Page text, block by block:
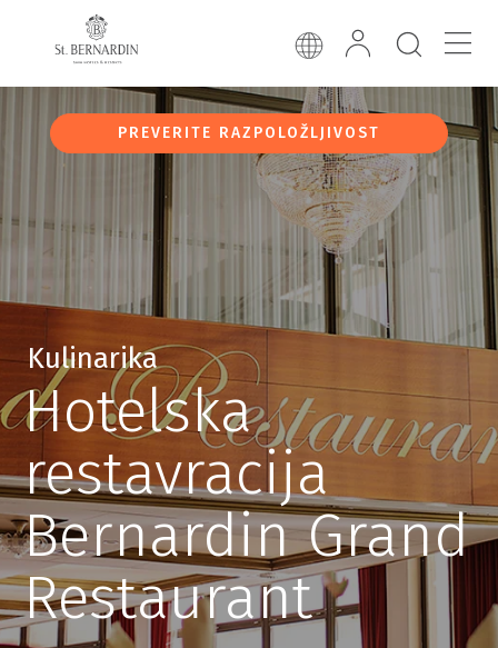
PREVERITE RAZPOLOŽLJIVOST
Kulinarika
Hotelska
restavracija
Bernardin Grand
Restaurant